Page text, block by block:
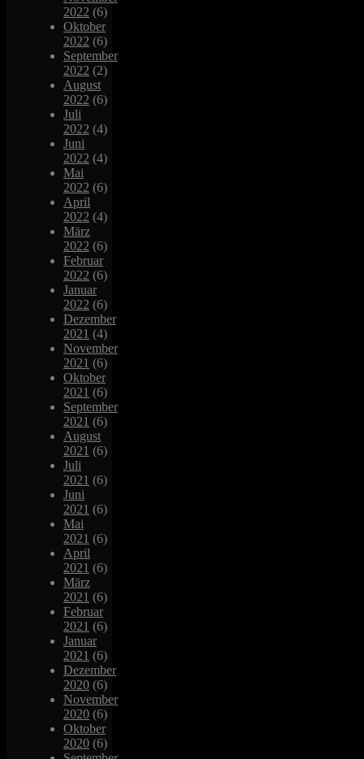
2022 (6)
Oktober
2022 (6)
September
2022 (2)
August
2022 (6)
Juli
2022 (4)
Juni
2022 (4)
Mai
2022 (6)
April
2022 (4)
März
2022 (6)
Februar
2022 (6)
Januar
2022 (6)
Dezember
2021 (4)
November
2021 (6)
Oktober
2021 (6)
September
2021 (6)
August
2021 (6)
Juli
2021 (6)
Juni
2021 (6)
Mai
2021 (6)
April
2021 (6)
März
2021 (6)
Februar
2021 (6)
Januar
2021 (6)
Dezember
2020 (6)
November
2020 (6)
Oktober
2020 (6)